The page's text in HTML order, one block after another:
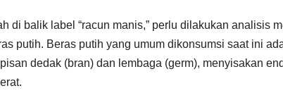
di balik label “racun manis,” perlu dilakukan analisis
putih. Beras putih yang umum dikonsumsi saat ini
dedak (bran) dan lembaga (germ), menyisakan